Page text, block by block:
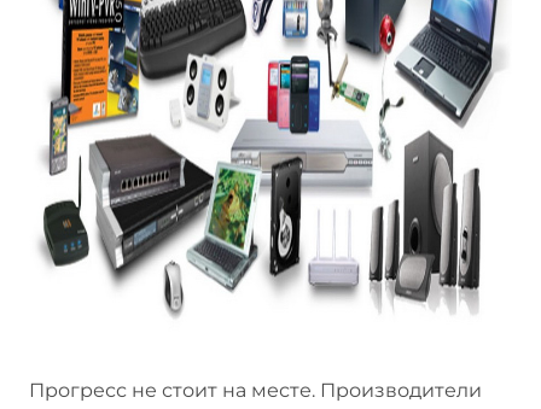
Прогресс не стоит на месте. Производители